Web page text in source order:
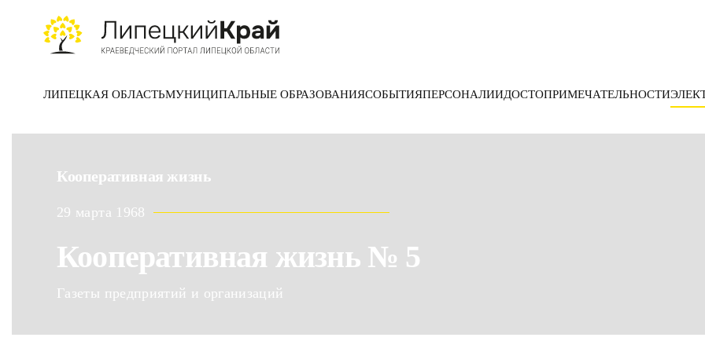
Skip to main content
ЛИПЕЦКАЯ ОБЛАСТЬМУНИЦИПАЛЬНЫЕ ОБРАЗОВАНИЯСОБЫТИЯПЕРСОНАЛИИДОСТОПРИМЕЧАТЕЛЬНОСТИ
Кооперативная жизнь
29 марта 1968
Кооперативная жизнь № 5
Газеты предприятий и организаций